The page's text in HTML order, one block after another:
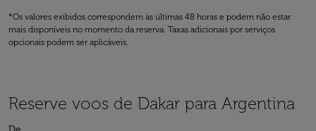
*Os valores exibidos correspondem às últimas 48 horas e podem não estar
mais disponíveis no momento da reserva. Taxas adicionais por serviços
opcionais podem ser aplicáveis.
Reserve voos de Dakar para Argentina